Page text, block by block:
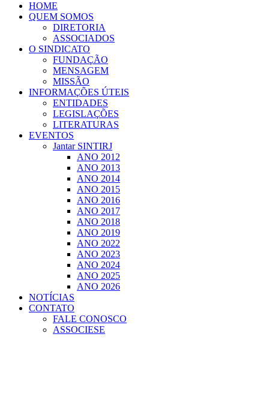
HOME
QUEM SOMOS
DIRETORIA
ASSOCIADOS
O SINDICATO
FUNDAÇÃO
MENSAGEM
MISSÃO
INFORMAÇÕES ÚTEIS
ENTIDADES
LEGISLAÇÕES
LITERATURAS
EVENTOS
Jantar SINTIRJ
ANO 2012
ANO 2013
ANO 2014
ANO 2015
ANO 2016
ANO 2017
ANO 2018
ANO 2019
ANO 2022
ANO 2023
ANO 2024
ANO 2025
ANO 2026
NOTÍCIAS
CONTATO
FALE CONOSCO
ASSOCIESE